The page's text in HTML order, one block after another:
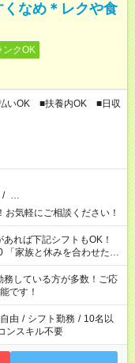
くなめ＊レクや食
ンクOK
いOK ■扶養内OK ■日収
/ …
気軽にご相談ください！
い」 「できれば残業はし
※Wワーク希望
時間と、もう1つのお仕事
場合は応募できません。
務している方が多数！ご応
です！
由 / シフト勤務 / 10名以
ンスキル不要